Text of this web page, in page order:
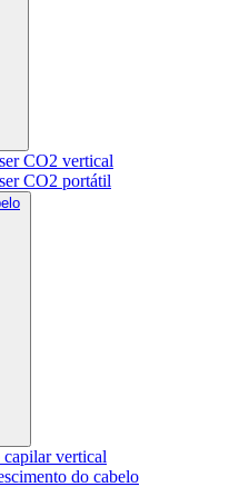
CO2 vertical
CO2 portátil
vertical
do cabelo